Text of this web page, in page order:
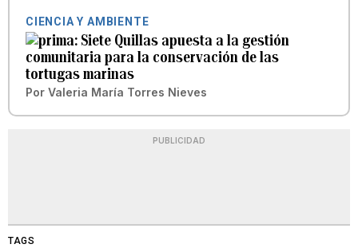
CIENCIA Y AMBIENTE
Siete Quillas apuesta a la gestión
comunitaria para la conservación de las
tortugas marinas
Por Valeria María Torres Nieves
PUBLICIDAD
TAGS